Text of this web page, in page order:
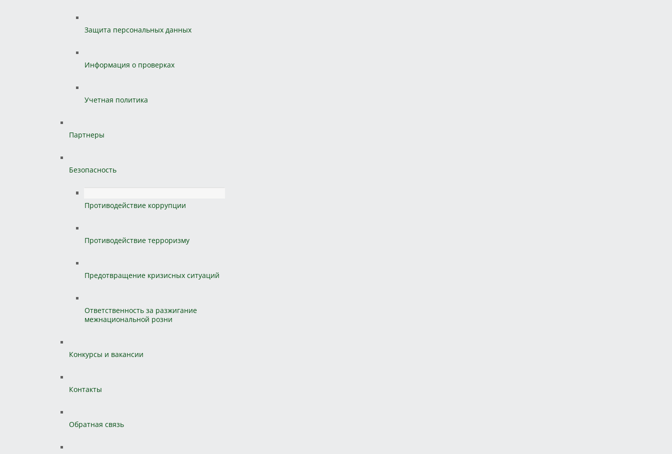
Защита персональных данных
Информация о проверках
Учетная политика
Партнеры
Безопасность
Противодействие коррупции
Противодействие терроризму
Предотвращение кризисных ситуаций
Ответственность за разжигание
межнациональной розни
Конкурсы и вакансии
Контакты
Обратная связь